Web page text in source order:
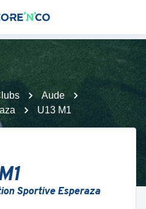
Aude
U13 M1
Sportive Esperaza